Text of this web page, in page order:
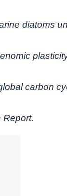
diatoms
carbon
Report.